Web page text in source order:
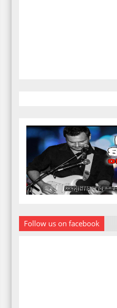
Follow us on facebook